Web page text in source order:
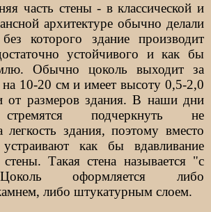
часть стены - в классической и
архитектуре обычно делали
которого здание производит
устойчивого и как бы
Обычно цоколь выходит за
на 10-20 см и имеет высоту 0,5-2,0
от размеров здания. В наши дни
стремятся подчеркнуть не
легкость здания, поэтому вместо
как бы вдавливание
Такая стена называется "с
оформляется либо
либо штукатурным слоем.